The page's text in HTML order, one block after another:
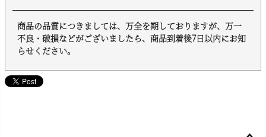
商品の品質につきましては、万全を期しておりますが、万一
不良・破損などがございましたら、商品到着後7日以内にお知
らせください。